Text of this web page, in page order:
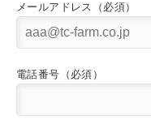
メールアドレス（必須）
電話番号（必須）